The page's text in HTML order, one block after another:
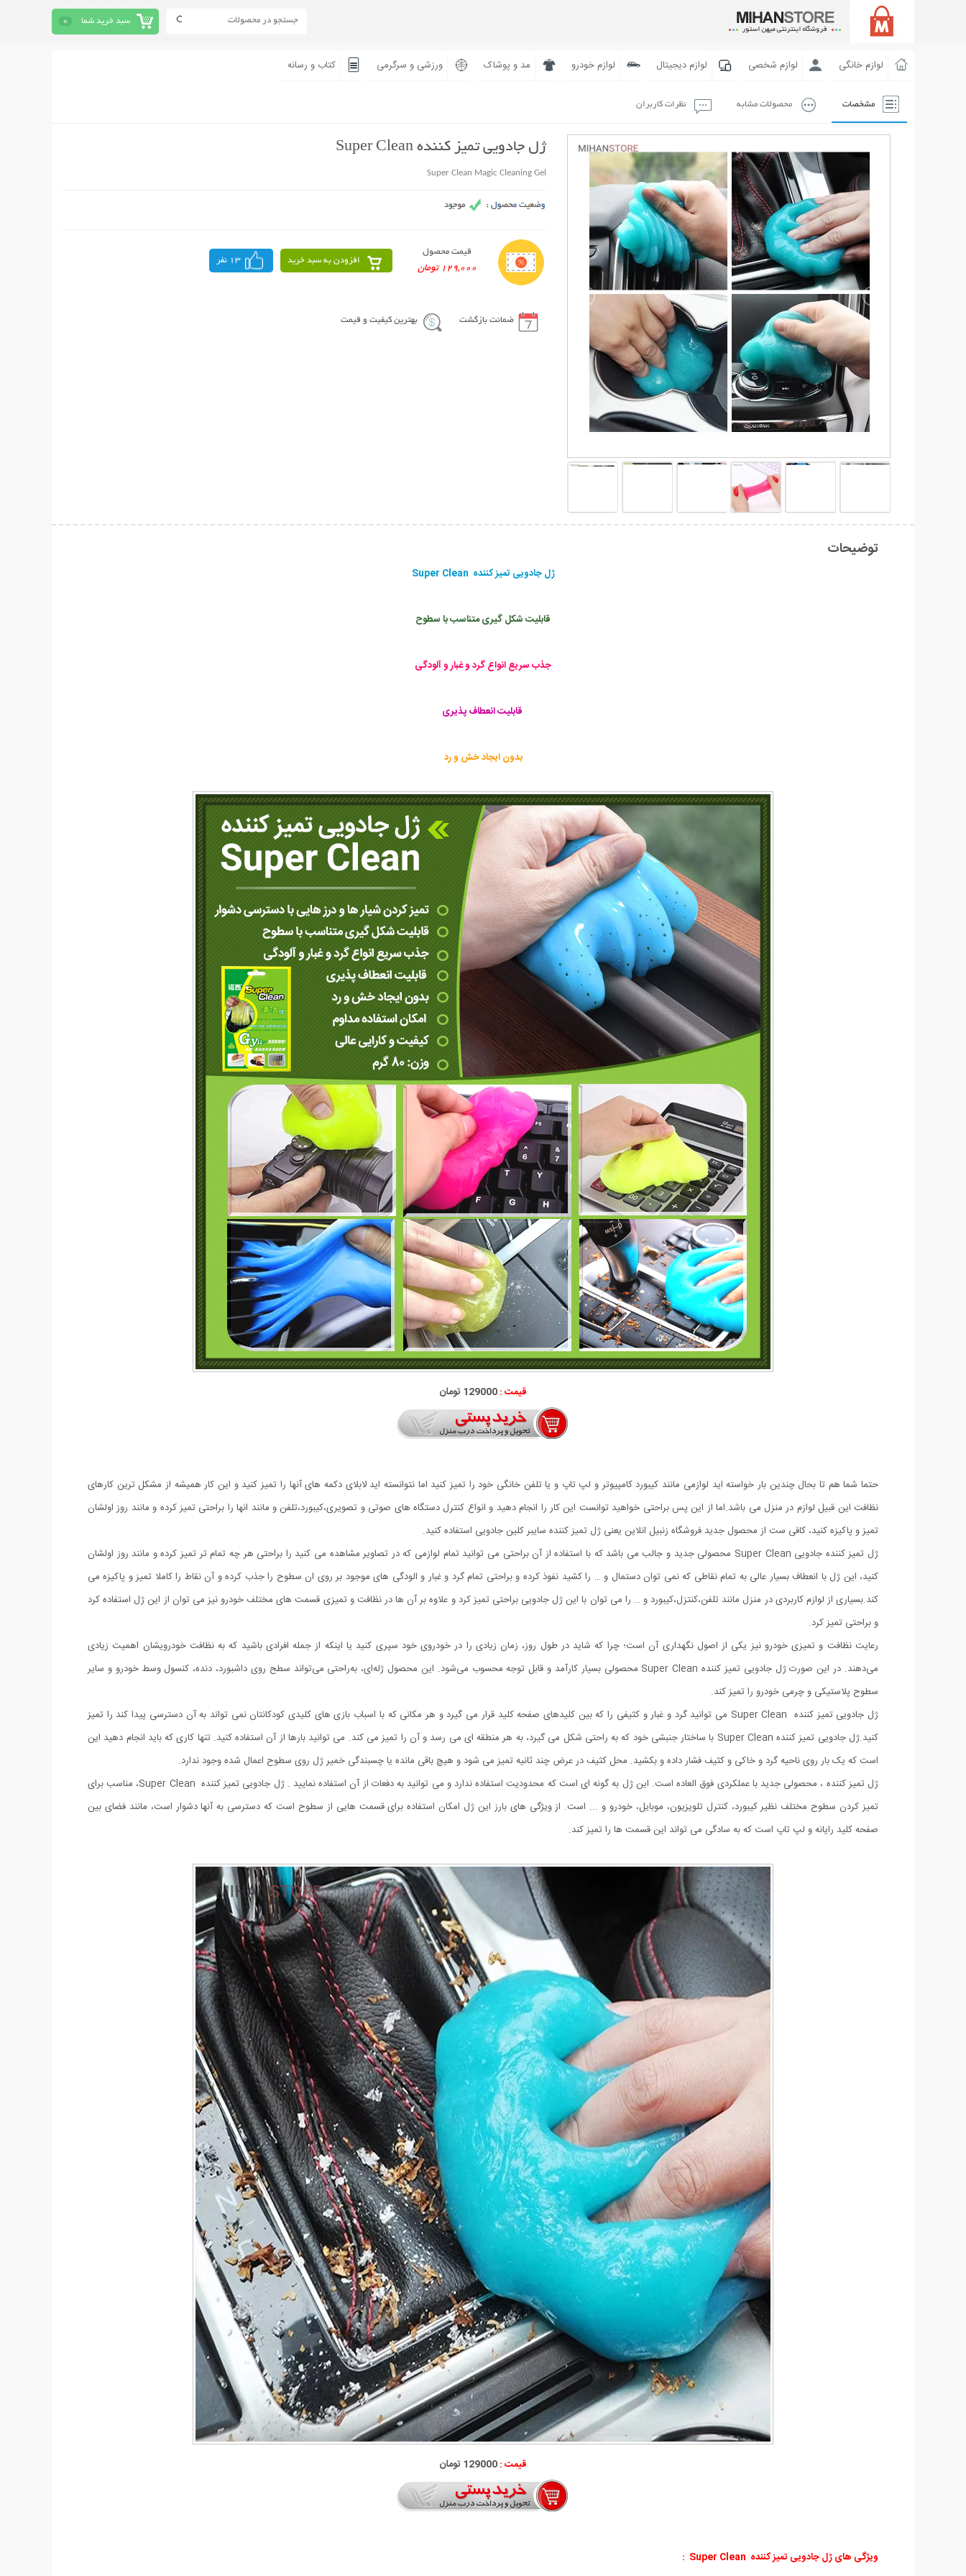
سبد خرید شما 0
لوازم خانگی لوازم شخصی لوازم دیجیتال لوازم خودرو مد و پوشاک ورزشی و سرگرمی کتاب و رسانه
مشخصات محصولات مشابه نظرات کاربران
ژل جادویی تمیز کننده Super Clean
Super Clean Magic Cleaning Gel
قیمت محصول
129,000 تومان
افزودن به سبد خرید 13 نفر
ضمانت بازگشت بهترین کیفیت و قیمت
توضیحات
ژل جادویی تمیز کننده Super Clean
قابلیت شکل گیری متناسب با سطوح
جذب سریع انواع گرد و غبار و آلودگی
قابلیت انعطاف پذیری
بدون ایجاد خش و رد
قیمت :129000 تومان
حتما شما هم تا بحال چندین بار خواسته اید لوازمی مانند کیبورد کامپیوتر و لپ تاپ و یا تلفن خانگی خود را تمیز کنید اما نتوانسته اید لابلای دکمه های آنها را تمیز کنید و این کار همیشه از مشکل ترین کارهای
نظافت این قبیل لوازم در منزل می باشد.اما از این پس براحتی خواهید توانست این کار را انجام دهید و انواع کنترل دستگاه های صوتی و تصویری،کیبورد،تلفن و مانند انها را براحتی تمیز کرده و مانند روز اولشان
تمیز و پاکیزه کنید، کافی ست از محصول جدید فروشگاه زنبیل انلاین یعنی ژل تمیز کننده سایبر کلین جادویی استفاده کنید.
ژل تمیز کننده جادویی Super Clean محصولی جدید و جالب می باشد که با استفاده از آن براحتی می توانید تمام لوازمی که در تصاویر مشاهده می کنید را براحتی هر چه تمام تر تمیز کرده و مانند روز اولشان
کنید، این ژل با انعطاف بسیار عالی به تمام نقاطی که نمی توان دستمال و … را کشید نفوذ کرده و براحتی تمام گرد و غبار و الودگی های موجود بر روی ان سطوح را جذب کرده و آن نقاط را کاملا تمیز و پاکیزه می
کند.بسیاری از لوازم کاربردی در منزل مانند تلفن،کنتزل،کیبورد و … را می توان با این ژل جادویی براحتی تمیز کرد و علاوه بر آن ها در نظافت و تمیزی قسمت های مختلف خودرو نیز می توان از این ژل استفاده کرد
و براحتی تمیز کرد.
رعایت نظافت و تمیزی خودرو نیز یکی از اصول نگهداری آن است؛ چرا که شاید در طول روز، زمان زیادی را در خودروی خود سپری کنید یا اینکه از جمله افرادی باشید که به نظافت خودرویشان اهمیت زیادی
می‌دهند‌. در این‌ صورت ژل جادویی تمیز کننده Super Clean محصولی بسیار کارآمد و قابل‌ توجه محسوب می‌شود. این محصول ژله‌ای، به‌راحتی می‌تواند سطح روی داشبورد، دنده، کنسول وسط خودرو و سایر
سطوح پلاستیکی و چرمی خودرو را تمیز کند.
ژل جادویی تمیز کننده Super Clean می توانید گرد و غبار و کثیفی را که بین کلیدهای صفحه کلید قرار می گیرد و هر مکانی که با اسباب بازی های کلیدی کودکانتان نمی تواند به آن دسترسی پیدا کند را تمیز
کنید.ژل جادویی تمیز کننده Super Clean با ساختار جنبشی خود که به راحتی شکل می گیرد، به هر منطقه ای می رسد و آن را تمیز می کند. می توانید بارها از آن استفاده کنید. تنها کاری که باید انجام دهید این
است که یک بار روی ناحیه گرد و خاکی و کثیف فشار داده و بکشید. محل کثیف در عرض چند ثانیه تمیز می شود و هیچ باقی مانده یا چسبندگی خمیر ژل روی سطوح اعمال شده وجود ندارد.
ژل تمیز کننده ، محصولی جدید با عملکردی فوق العاده است. این ژل به گونه ای است که محدودیت استفاده ندارد و می توانید به دفعات از آن استفاده نمایید . ژل جادویی تمیز کننده Super Clean، مناسب برای
تمیز کردن سطوح مختلف نظیر کیبورد، کنترل تلویزیون، موبایل، خودرو و ... است. از ویژگی های بارز این ژل امکان استفاده برای قسمت هایی از سطوح است که دسترسی به آنها دشوار است، مانند فضای بین
صفحه کلید رایانه و لپ تاپ است که به سادگی می تواند این قسمت ها را تمیز کند.
قیمت :129000 تومان
ویژگی های ژل جادویی تمیز کننده Super Clean :